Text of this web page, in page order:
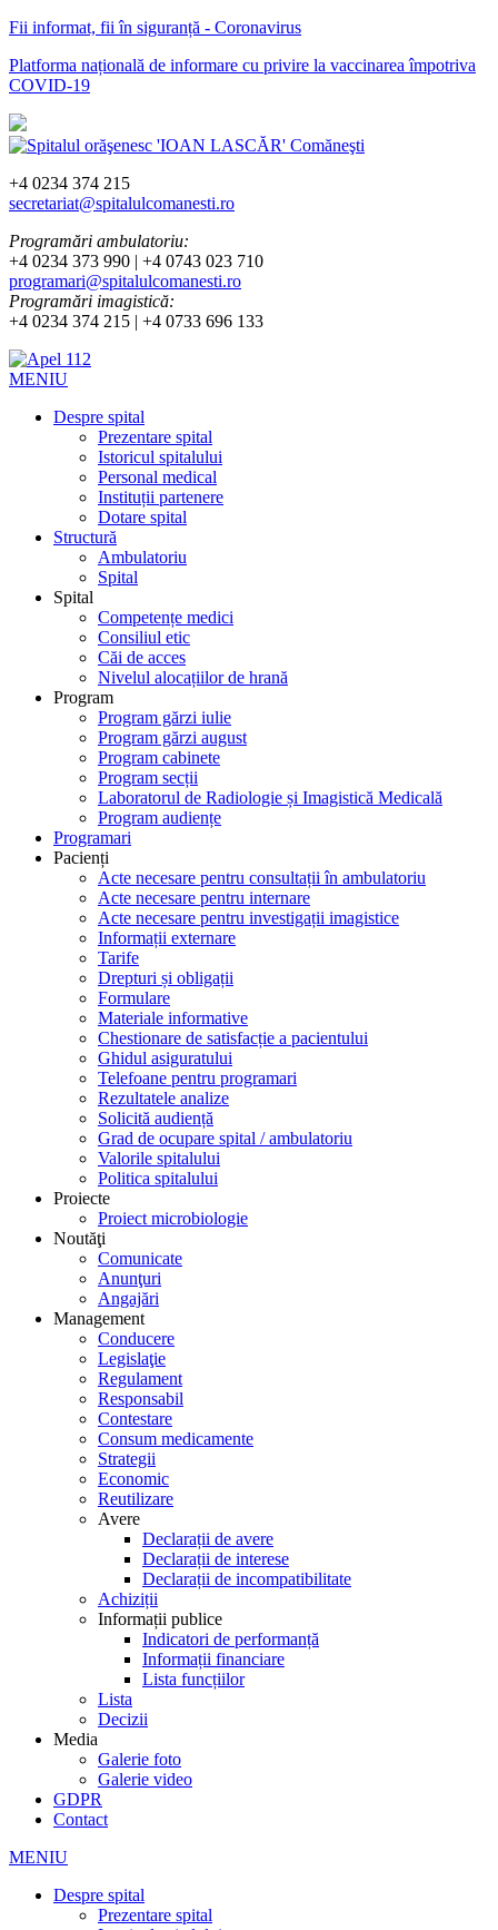
Fii informat, fii în siguranță - Coronavirus
Platforma națională de informare cu privire la vaccinarea împotriva
COVID-19
+4 0234 374 215
secretariat@spitalulcomanesti.ro
Programări ambulatoriu:
+4 0234 373 990 | +4 0743 023 710
programari@spitalulcomanesti.ro
Programări imagistică:
+4 0234 374 215 | +4 0733 696 133
MENIU
Despre spital
Prezentare spital
Istoricul spitalului
Personal medical
Instituții partenere
Dotare spital
Structură
Ambulatoriu
Spital
Spital
Competențe medici
Consiliul etic
Căi de acces
Nivelul alocațiilor de hrană
Program
Program gărzi iulie
Program gărzi august
Program cabinete
Program secții
Laboratorul de Radiologie și Imagistică Medicală
Program audiențe
Programari
Pacienți
Acte necesare pentru consultații în ambulatoriu
Acte necesare pentru internare
Acte necesare pentru investigații imagistice
Informații externare
Tarife
Drepturi și obligații
Formulare
Materiale informative
Chestionare de satisfacție a pacientului
Ghidul asiguratului
Telefoane pentru programari
Rezultatele analize
Solicită audiență
Grad de ocupare spital / ambulatoriu
Valorile spitalului
Politica spitalului
Proiecte
Proiect microbiologie
Noutăţi
Comunicate
Anunţuri
Angajări
Management
Conducere
Legislaţie
Regulament
Responsabil
Contestare
Consum medicamente
Strategii
Economic
Reutilizare
Avere
Declarații de avere
Declarații de interese
Declarații de incompatibilitate
Achiziții
Informații publice
Indicatori de performanță
Informații financiare
Lista funcțiilor
Lista
Decizii
Media
Galerie foto
Galerie video
GDPR
Contact
MENIU
Despre spital
Prezentare spital